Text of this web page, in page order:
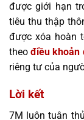
được giới hạn
tiêu thu thập
được xóa hoàn
theođiều khoản
riêng tư của
Lời kết
7M luôn tuân thủ